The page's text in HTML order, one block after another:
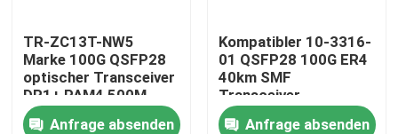
Haus
TR-ZC13T-NW5
Marke 100G QSFP28
optischer Transceiver
DR1+ PAM4 500M
Anfrage absenden
Kompatibler 10-3316-
01 QSFP28 100G ER4
40km SMF
Transceiver
Anfrage absenden